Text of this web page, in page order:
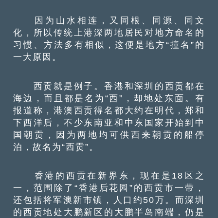
因为山水相连，又同根、同源、同文
化，所以传统上港深两地居民对地方命名的
习惯、方法多有相似，这便是地方“撞名”的
一大原因。
西贡就是例子。香港和深圳的西贡都在
海边，而且都是名为“西”，却地处东面。有
报道称，港澳西贡得名都大约在明代，郑和
下西洋后，不少东南亚和中东国家开始到中
国朝贡，因为两地均可供西来朝贡的船停
泊，故名为“西贡”。
香港的西贡在新界东，现在是18区之
一，范围除了“香港后花园”的西贡市一带，
还包括将军澳新市镇，人口约50万。而深圳
的西贡地处大鹏新区的大鹏半岛南端，仍是